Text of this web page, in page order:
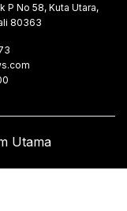
P No 58, Kuta Utara,
80363
Utama